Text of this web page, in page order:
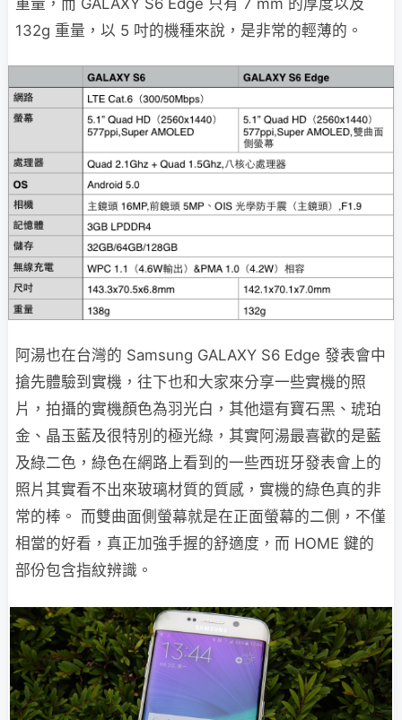
重量，而 GALAXY S6 Edge 只有 7 mm 的厚度以及
132g 重量，以 5 吋的機種來說，是非常的輕薄的。
阿湯也在台灣的 Samsung GALAXY S6 Edge 發表會中
搶先體驗到實機，往下也和大家來分享一些實機的照
片，拍攝的實機顏色為羽光白，其他還有寶石黑、琥珀
金、晶玉藍及很特別的極光綠，其實阿湯最喜歡的是藍
及綠二色，綠色在網路上看到的一些西班牙發表會上的
照片其實看不出來玻璃材質的質感，實機的綠色真的非
常的棒。 而雙曲面側螢幕就是在正面螢幕的二側，不僅
相當的好看，真正加強手握的舒適度，而 HOME 鍵的
部份包含指紋辨識。